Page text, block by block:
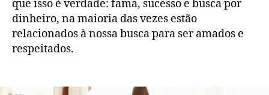
que isso é verdade: fama, sucesso e busca por
dinheiro, na maioria das vezes estão
relacionados à nossa busca para ser amados e
respeitados.